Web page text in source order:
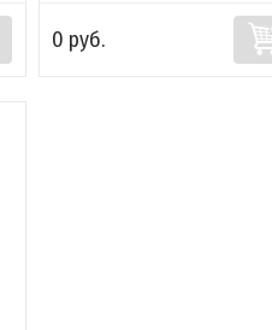
0 руб.